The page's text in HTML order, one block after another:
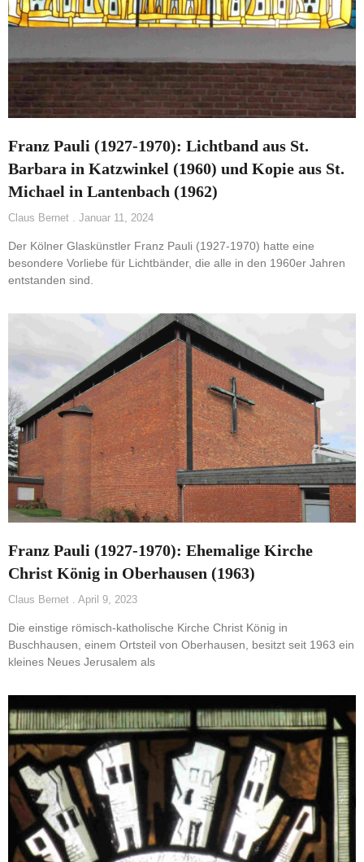
Franz Pauli (1927-1970): Lichtband aus St.
Barbara in Katzwinkel (1960) und Kopie aus St.
Michael in Lantenbach (1962)
Claus Bernet Januar 11, 2024
Der Kölner Glaskünstler Franz Pauli (1927-1970) hatte eine
besondere Vorliebe für Lichtbänder, die alle in den 1960er Jahren
entstanden sind.
Franz Pauli (1927-1970): Ehemalige Kirche
Christ König in Oberhausen (1963)
Claus Bernet April 9, 2023
Die einstige römisch-katholische Kirche Christ König in
Buschhausen, einem Ortsteil von Oberhausen, besitzt seit 1963 ein
kleines Neues Jerusalem als